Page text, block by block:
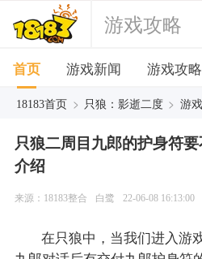
游戏攻略
首页 游戏新闻 游戏攻略
18183首页 > 只狼：影逝二度 > 游
只狼二周目九郎的护身符
介绍
来源：18183整合 白鹭 22-06-08 16:13:00
在只狼中，当我们进入游